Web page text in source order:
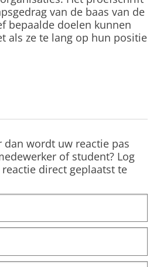
van de baas van de
bepaalde doelen kunnen
als ze te lang op hun positie
dan wordt uw reactie pas
of student? Log
direct geplaatst te